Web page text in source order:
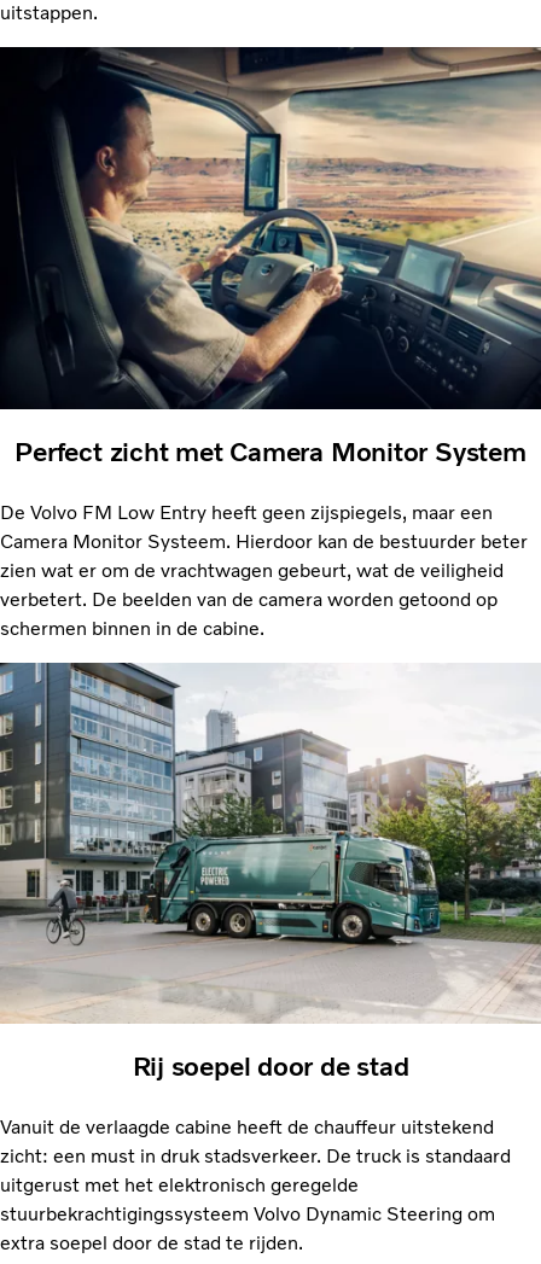
uitstappen.
Perfect zicht met Camera Monitor System
De Volvo FM Low Entry heeft geen zijspiegels, maar een
Camera Monitor Systeem. Hierdoor kan de bestuurder beter
zien wat er om de vrachtwagen gebeurt, wat de veiligheid
verbetert. De beelden van de camera worden getoond op
schermen binnen in de cabine.
Rij soepel door de stad
Vanuit de verlaagde cabine heeft de chauffeur uitstekend
zicht: een must in druk stadsverkeer. De truck is standaard
uitgerust met het elektronisch geregelde
stuurbekrachtigingssysteem Volvo Dynamic Steering om
extra soepel door de stad te rijden.